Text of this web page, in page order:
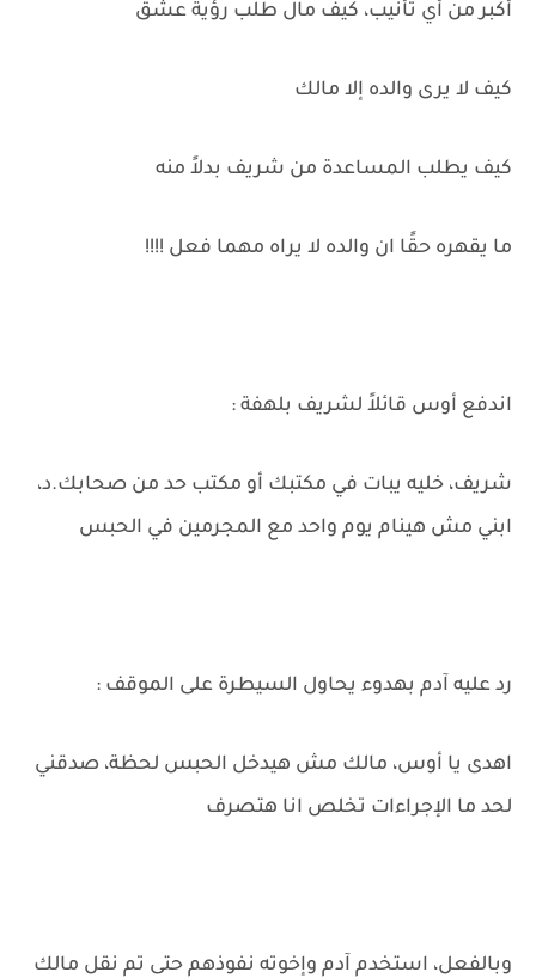
أكبر من أي تأنيب، كيف مال طلب رؤية عشق
كيف لا يرى والده إلا مالك
كيف يطلب المساعدة من شريف بدلاً منه
ما يقهره حقًا ان والده لا يراه مهما فعل !!!!
اندفع أوس قائلاً لشريف بلهفة :
شريف، خليه يبات في مكتبك أو مكتب حد من صحابك.د،
ابني مش هينام يوم واحد مع المجرمين في الحبس
رد عليه آدم بهدوء يحاول السيطرة على الموقف :
اهدى يا أوس، مالك مش هيدخل الحبس لحظة، صدقني
لحد ما الإجراءات تخلص انا هتصرف
وبالفعل، استخدم آدم وإخوته نفوذهم حتى تم نقل مالك